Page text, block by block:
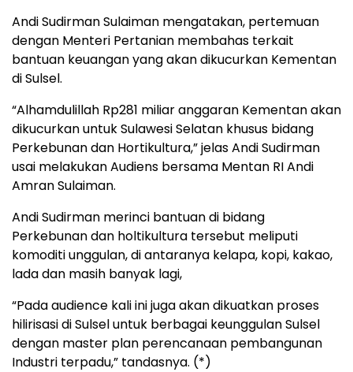
Andi Sudirman Sulaiman mengatakan, pertemuan
dengan Menteri Pertanian membahas terkait
bantuan keuangan yang akan dikucurkan Kementan
di Sulsel.
“Alhamdulillah Rp281 miliar anggaran Kementan akan
dikucurkan untuk Sulawesi Selatan khusus bidang
Perkebunan dan Hortikultura,” jelas Andi Sudirman
usai melakukan Audiens bersama Mentan RI Andi
Amran Sulaiman.
Andi Sudirman merinci bantuan di bidang
Perkebunan dan holtikultura tersebut meliputi
komoditi unggulan, di antaranya kelapa, kopi, kakao,
lada dan masih banyak lagi,
“Pada audience kali ini juga akan dikuatkan proses
hilirisasi di Sulsel untuk berbagai keunggulan Sulsel
dengan master plan perencanaan pembangunan
Industri terpadu,” tandasnya. (*)